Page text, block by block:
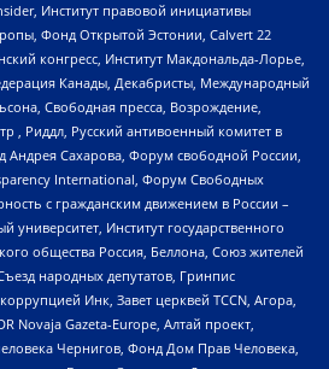
Институт правовой инициативы
Фонд Открытой Эстонии, Calvert 22
конгресс, Институт Макдональда-Лорье,
Канады, Декабристы, Международный
Свободная пресса, Возрождение,
, Риддл, Русский антивоенный комитет в
Сахарова, Форум свободной России,
International, Форум Свободных
с гражданским движением в России –
университет, Институт государственного
общества Россия, Беллона, Союз жителей
народных депутатов, Гринпис
Инк, Завет церквей TCCN, Агора,
Novaja Gazeta-Europe, Алтай проект,
Чернигов, Фонд Дом Прав Человека,